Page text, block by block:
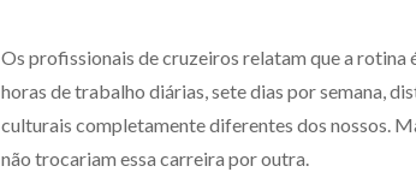
Os profissionais de cruzeiros relatam que a rotina
horas de trabalho diárias, sete dias por semana,
culturais completamente diferentes dos nossos.
não trocariam essa carreira por outra.